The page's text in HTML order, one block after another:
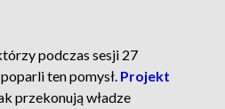
podczas sesji 27
ten pomysł. Projekt
przekonują władze